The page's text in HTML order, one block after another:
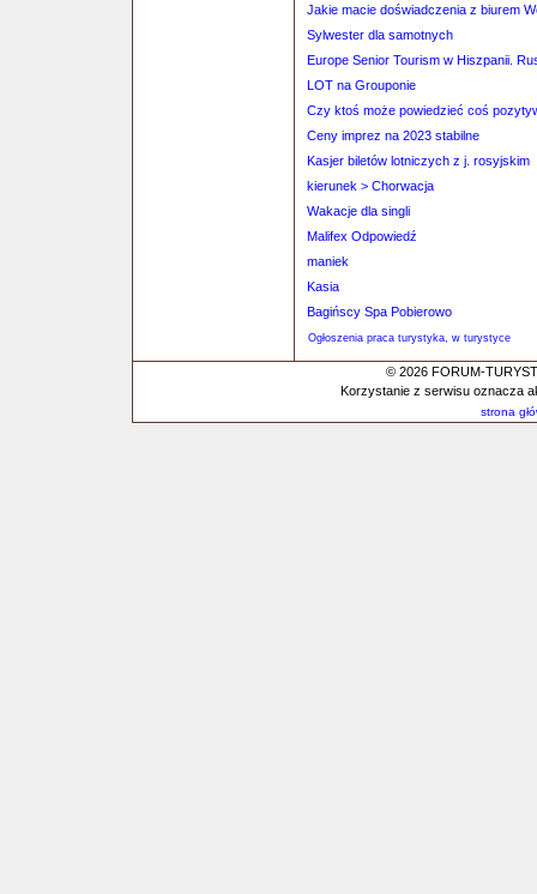
Jakie macie doświadczenia z biurem
Sylwester dla samotnych
Europe Senior Tourism w Hiszpanii.
LOT na Grouponie
Czy ktoś może powiedzieć coś
Ceny imprez na 2023 stabilne
Kasjer biletów lotniczych z j. rosyjskim
kierunek > Chorwacja
Wakacje dla singli
Malifex Odpowiedź
maniek
Kasia
Bagińscy Spa Pobierowo
Ogłoszenia praca turystyka, w turystyce
© 2026 FORUM-
Korzystanie z serwisu oznacza
strona